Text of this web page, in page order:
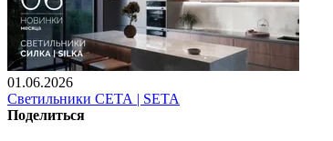
01.06.2026
Светильники СЕТА | SETA
Поделиться